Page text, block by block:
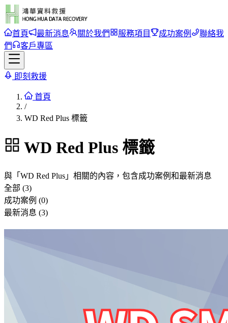
首頁 最新消息 關於我們 服務項目 成功案例
聯絡我
們
客戶專區
即刻救援
首頁
/
WD Red Plus 標籤
WD Red Plus 標籤
與「 WD Red Plus 」相關的內容，包含成功案例和最新消息
全部 (3)
成功案例 (0)
最新消息 (3)